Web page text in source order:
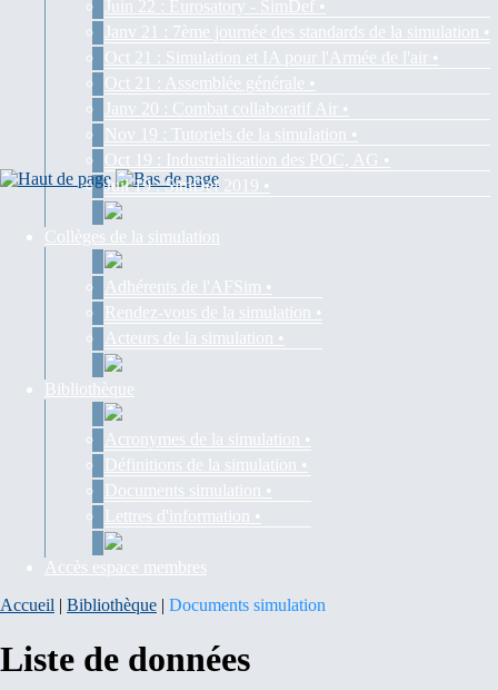
Juin 22 : Eurosatory - SimDef •
Janv 21 : 7ème journée des standards de la simulation •
Oct 21 : Simulation et IA pour l'Armée de l'air •
Oct 21 : Assemblée générale •
Janv 20 : Combat collaboratif Air •
Nov 19 : Tutoriels de la simulation •
Oct 19 : Industrialisation des POC, AG •
Juil 19 : SimDef 2019 •
Collèges de la simulation
Adhérents de l'AFSim •
Rendez-vous de la simulation •
Acteurs de la simulation •
Bibliothèque
Acronymes de la simulation •
Définitions de la simulation •
Documents simulation •
Lettres d'information •
Accès espace membres
Accueil | Bibliothèque | Documents simulation
Liste de données